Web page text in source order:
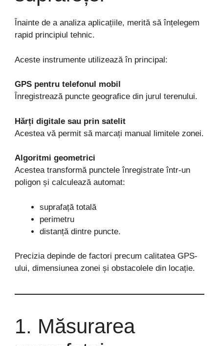
Înainte de a analiza aplicațiile, merită să înțelegem
rapid principiul tehnic.
Aceste instrumente utilizează în principal:
GPS pentru telefonul mobil
Înregistrează puncte geografice din jurul terenului.
Hărți digitale sau prin satelit
Acestea vă permit să marcați manual limitele zonei.
Algoritmi geometrici
Acestea transformă punctele înregistrate într-un
poligon și calculează automat:
suprafață totală
perimetru
distanță dintre puncte.
Precizia depinde de factori precum calitatea GPS-
ului, dimensiunea zonei și obstacolele din locație.
1. Măsurarea